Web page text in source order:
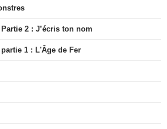
2 : J’écris ton nom
1 : L'Âge de Fer